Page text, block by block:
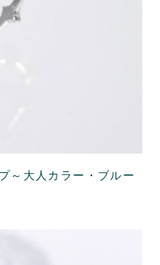
～大人カラー・ブルー